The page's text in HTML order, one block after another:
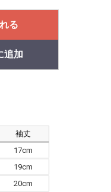
る
追加
袖丈
17cm
19cm
20cm